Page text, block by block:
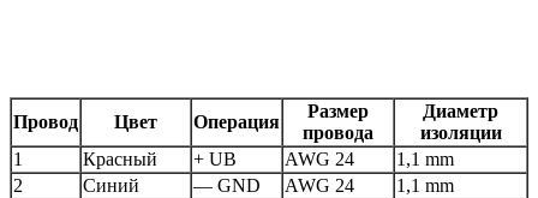
Провод Цвет Операция
Размер
провода
Диаметр
изоляции
1
Красный + UB AWG 24
1,1 mm
2
Синий — GND AWG 24
1,1 mm